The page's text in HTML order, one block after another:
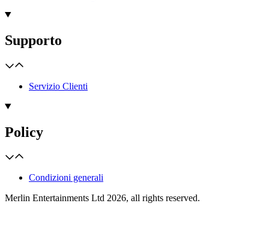
Supporto
Servizio Clienti
Policy
Condizioni generali
Merlin Entertainments Ltd 2026, all rights reserved.